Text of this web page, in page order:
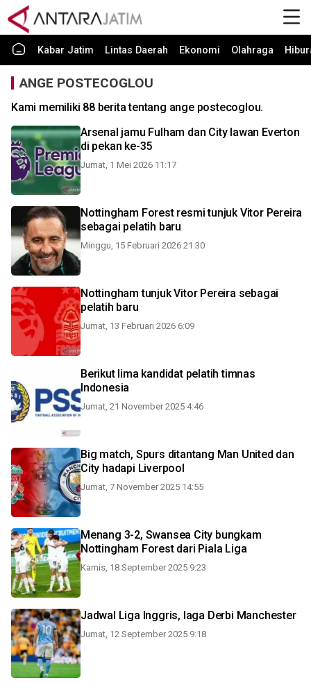
Kabar Jatim Lintas Daerah Ekonomi Olahraga
ANGE POSTECOGLOU
Kami memiliki 88 berita tentang ange postecoglou.
Arsenal jamu Fulham dan City lawan Everton
di pekan ke-35
Jumat, 1 Mei 2026 11:17
Nottingham Forest resmi tunjuk Vitor Pereira
sebagai pelatih baru
Minggu, 15 Februari 2026 21:30
Nottingham tunjuk Vitor Pereira sebagai
pelatih baru
Jumat, 13 Februari 2026 6:09
Berikut lima kandidat pelatih timnas
Indonesia
Jumat, 21 November 2025 4:46
Big match, Spurs ditantang Man United dan
City hadapi Liverpool
Jumat, 7 November 2025 14:55
Menang 3-2, Swansea City bungkam
Nottingham Forest dari Piala Liga
Kamis, 18 September 2025 9:23
Jadwal Liga Inggris, laga Derbi Manchester
Jumat, 12 September 2025 9:18